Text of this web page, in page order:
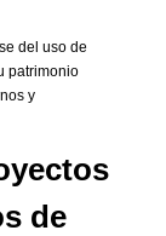
del uso de
patrimonio
y
de